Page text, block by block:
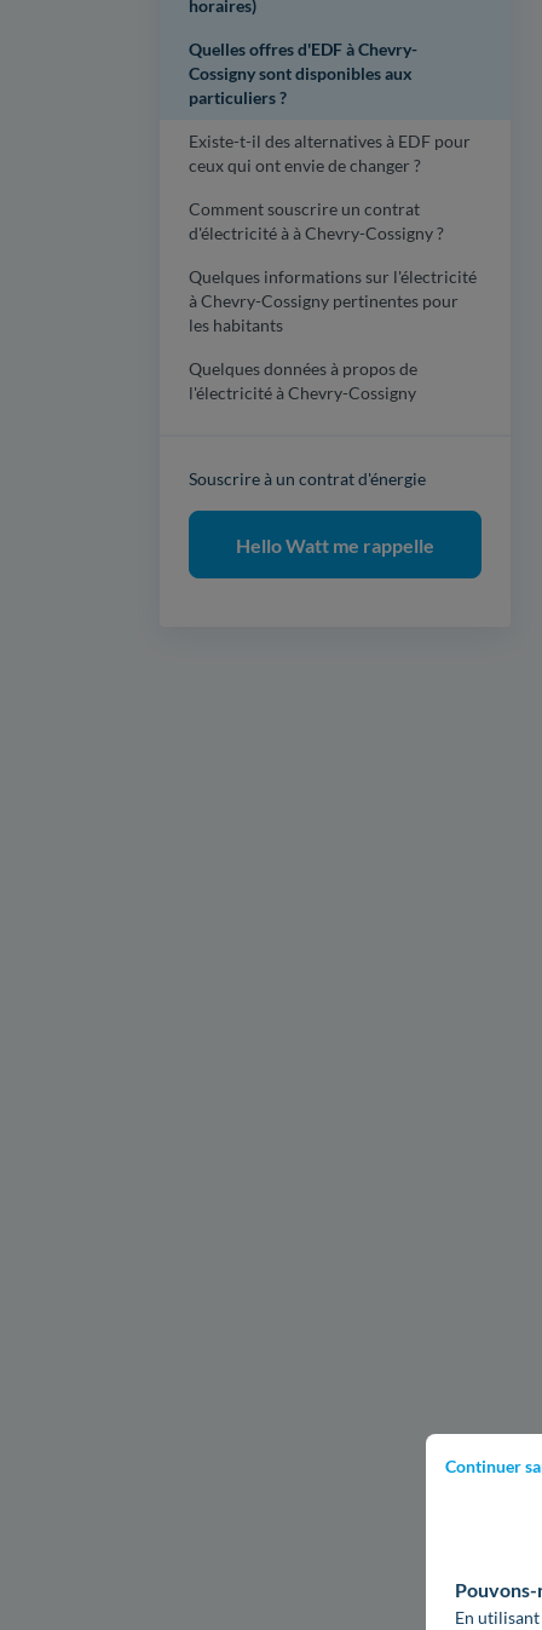
Continuer
Pouvons-
En
horaires)
Quelles offres d'EDF à Chevry-
Cossigny sont disponibles aux
particuliers ?
Existe-t-il des alternatives à EDF pour
ceux qui ont envie de changer ?
Comment souscrire un contrat
d'électricité à à Chevry-Cossigny ?
Quelques informations sur l'électricité
à Chevry-Cossigny pertinentes pour
les habitants
Quelques données à propos de
l'électricité à Chevry-Cossigny
Souscrire à un contrat d'énergie
Hello Watt me rappelle